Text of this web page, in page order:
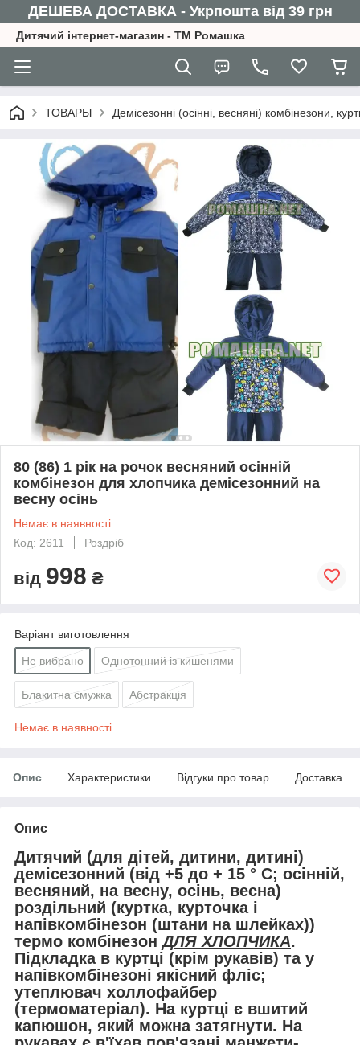
ДЕШЕВА ДОСТАВКА - Укрпошта від 39 грн
Дитячий інтернет-магазин - ТМ Ромашка
ТОВАРЫ Демісезонні (осінні, весняні) комбінезони,
80 (86) 1 рік на рочок весняний осінній
комбінезон для хлопчика демісезонний на
весну осінь
Немає в наявності
Код: 2611
Роздріб
від 998 ₴
Варіант виготовлення
Не вибрано Однотонний із кишенями
Блакитна смужка Абстракція
Немає в наявності
Опис Характеристики Відгуки про товар Доставка
Опис
Дитячий (для дітей, дитини, дитині)
демісезонний (від +5 до + 15 ° С; осінній,
весняний, на весну, осінь, весна)
роздільний (куртка, курточка і
напівкомбінезон (штани на шлейках))
термо комбінезонДЛЯ ХЛОПЧИКА.
Підкладка в куртці (крім рукавів) та у
напівкомбінезоні якісний фліс;
утеплювач холлофайбер
(термоматеріал). На куртці є вшитий
капюшон, який можна затягнути. На